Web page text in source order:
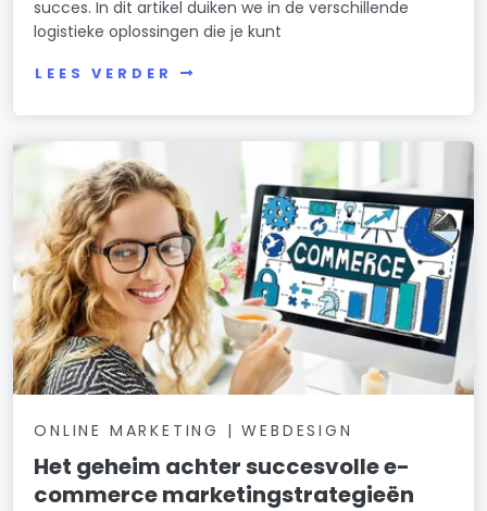
succes. In dit artikel duiken we in de verschillende
logistieke oplossingen die je kunt
LEES VERDER
ONLINE MARKETING | WEBDESIGN
Het geheim achter succesvolle e-
commerce marketingstrategieën